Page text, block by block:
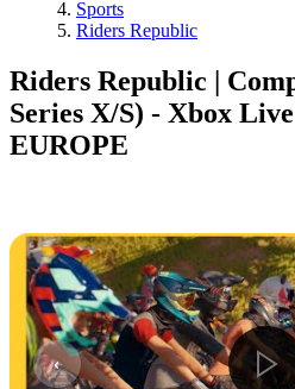
Sports
Riders Republic
Riders Republic |
Series X/S) - Xbox
EUROPE